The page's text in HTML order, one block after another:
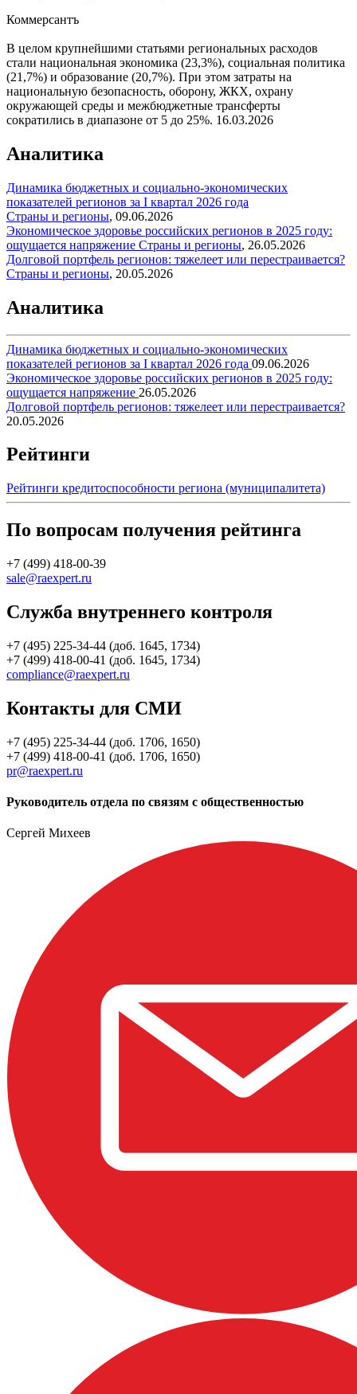
Коммерсантъ
В целом крупнейшими статьями региональных расходов
стали национальная экономика (23,3%), социальная политика
(21,7%) и образование (20,7%). При этом затраты на
национальную безопасность, оборону, ЖКХ, охрану
окружающей среды и межбюджетные трансферты
сократились в диапазоне от 5 до 25%. 16.03.2026
Аналитика
Динамика бюджетных и социально-экономических
показателей регионов за I квартал 2026 года
Страны и регионы, 09.06.2026
Экономическое здоровье российских регионов в 2025 году:
ощущается напряжение Страны и регионы, 26.05.2026
Долговой портфель регионов: тяжелеет или перестраивается?
Страны и регионы, 20.05.2026
Аналитика
Динамика бюджетных и социально-экономических
показателей регионов за I квартал 2026 года 09.06.2026
Экономическое здоровье российских регионов в 2025 году:
ощущается напряжение 26.05.2026
Долговой портфель регионов: тяжелеет или перестраивается?
20.05.2026
Рейтинги
Рейтинги кредитоспособности региона (муниципалитета)
По вопросам получения рейтинга
+7 (499) 418-00-39
sale@raexpert.ru
Служба внутреннего контроля
+7 (495) 225-34-44 (доб. 1645, 1734)
+7 (499) 418-00-41 (доб. 1645, 1734)
compliance@raexpert.ru
Контакты для СМИ
+7 (495) 225-34-44 (доб. 1706, 1650)
+7 (499) 418-00-41 (доб. 1706, 1650)
pr@raexpert.ru
Руководитель отдела по связям с общественностью
Сергей Михеев